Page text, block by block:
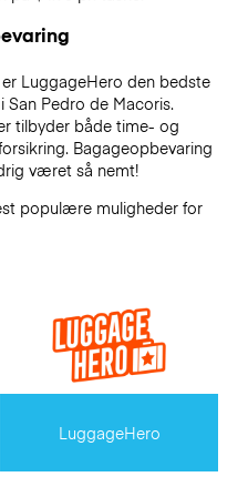
LuggageHero den bedste
San Pedro de Macoris.
tilbyder både time- og
Bagageopbevaring
været så nemt!
populære muligheder for
LuggageHero